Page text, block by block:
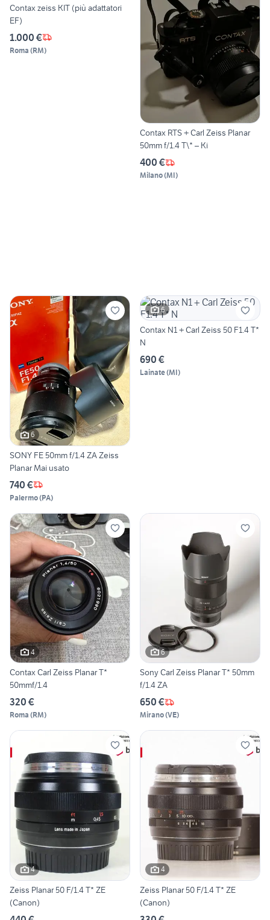
Contax zeiss KIT (più adattatori
EF)
1.000 €
Roma (RM)
Contax RTS + Carl Zeiss Planar
50mm f/1.4 T\* – Ki
400 €
Milano(MI)
6
SONY FE 50mm f/1.4 ZA Zeiss
Planar Mai usato
740 €
Palermo(PA)
6
Contax N1 + Carl Zeiss 50 F1.4 T*
N
690 €
Lainate(MI)
4
Contax Carl Zeiss Planar T*
50mmf/1.4
320 €
Roma (RM)
6
Sony Carl Zeiss Planar T* 50mm
f/1.4 ZA
650 €
Mirano(VE)
4
Zeiss Planar 50 F/1.4 T* ZE
(Canon)
4
Zeiss Planar 50 F/1.4 T* ZE
(Canon)